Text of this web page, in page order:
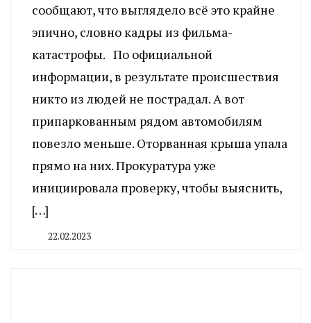
сообщают, что выглядело всё это крайне
эпично, словно кадры из фильма-
катастрофы. По официальной
информации, в результате происшествия
никто из людей не пострадал. А вот
припаркованным рядом автомобилям
повезло меньше. Оторванная крыша упала
прямо на них. Прокуратура уже
инициировала проверку, чтобы выяснить,
[…]
22.02.2023